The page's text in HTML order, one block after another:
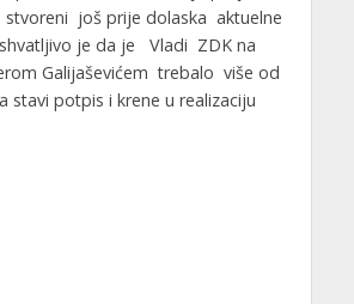
stvoreni još prije dolaska aktuelne
je da je Vladi ZDK na
Galijaševićem trebalo više od
stavi potpis i krene u realizaciju